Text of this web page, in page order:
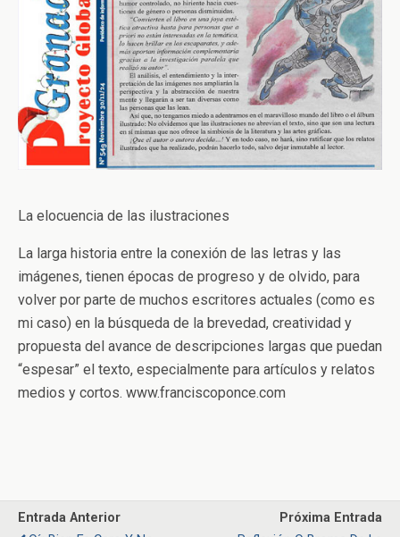
La elocuencia de las ilustraciones
La larga historia entre la conexión de las letras y las
imágenes, tienen épocas de progreso y de olvido, para
volver por parte de muchos escritores actuales (como es
mi caso) en la búsqueda de la brevedad, creatividad y
propuesta del avance de descripciones largas que puedan
“espesar” el texto, especialmente para artículos y relatos
medios y cortos. www.franciscoponce.com
Entrada Anterior
Próxima Entrada